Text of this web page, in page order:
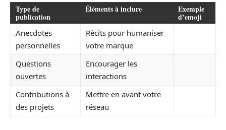
Type de
publication
Éléments à inclure Exemple
d’emoji
Anecdotes
personnelles
Récits pour humaniser
votre marque
Questions
ouvertes
Encourager les
interactions
Contributions à
des projets
Mettre en avant votre
réseau